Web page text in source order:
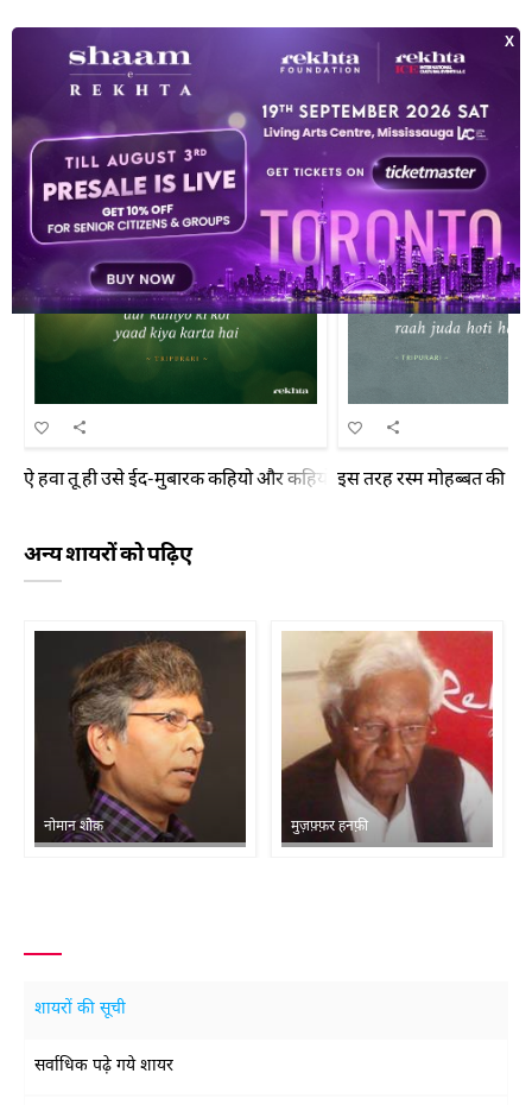
चित्र शायरी 4
ऐ हवा तू ही उसे ईद-मुबारक कहियो और कहियो कि कोई याद किया करता है
इस तरह रस्म मोहब्बत की
अन्य शायरों को पढ़िए
नोमान शौक़ मुज़फ़्फ़र हनफ़ी
शायरों की सूची
सर्वाधिक पढ़े गये शायर